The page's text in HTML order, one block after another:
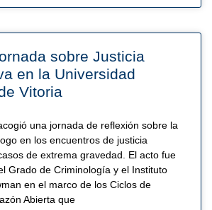
sobre Justicia
en la Universidad
Vitoria
una jornada de reflexión sobre la
en los encuentros de justicia
de extrema gravedad. El acto fue
Grado de Criminología y el Instituto
en el marco de los Ciclos de
Abierta que